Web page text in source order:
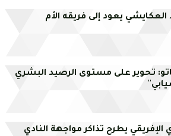
العكايشي يعود إلى فريقه الأم
تحوير على مستوى الرصيد البشري
الإفريقي يطرح تذاكر مواجهة النادي